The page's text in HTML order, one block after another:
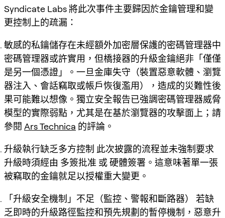
Syndicate Labs 將此次事件主要歸因於金鑰管理和變
更控制上的疏漏：
敏感的私鑰儲存在未經額外加密層保護的密碼管理器中
密碼管理器或許實用，但橋接器的升級金鑰絕非「僅僅
是另一個憑證」。一旦金庫失守（裝置惡意軟體、瀏覽
器注入、會話竊取或帳戶恢復濫用），造成的災難性後
果可能難以想像。獨立安全報告已強調密碼管理器威脅
模型的實際弱點，尤其是在基於瀏覽器的攻擊面上；請
參閱 Ars Technica 的評論。
升級執行缺乏多方控制 此次披露的流程並未強制要求
升級時須經由 多簽批准 或硬體簽署 。這意味著單一張
被竊取的金鑰就足以授權重大變更。
「升級安全機制」不足（監控、警報和斷路器）
若缺
乏即時的升級路徑監控和預先規劃的暫停機制，惡意升